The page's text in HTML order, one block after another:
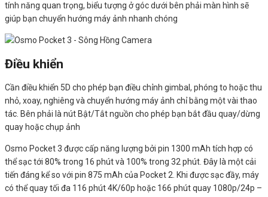
tính năng quan trọng, biểu tượng ở góc dưới bên phải màn hình sẽ
giúp bạn chuyển hướng máy ảnh nhanh chóng
Điều khiển
Cần điều khiển 5D cho phép bạn điều chỉnh gimbal, phóng to hoặc thu
nhỏ, xoay, nghiêng và chuyển hướng máy ảnh chỉ bằng một vài thao
tác. Bên phải là nút Bật/Tắt nguồn cho phép bạn bắt đầu quay/dừng
quay hoặc chụp ảnh
Osmo Pocket 3 được cấp năng lượng bởi pin 1300 mAh tích hợp có
thể sạc tới 80% trong 16 phút và 100% trong 32 phút. Đây là một cải
tiến đáng kể so với pin 875 mAh của Pocket 2. Khi được sạc đầy, máy
có thể quay tối đa 116 phút 4K/60p hoặc 166 phút quay 1080p/24p –